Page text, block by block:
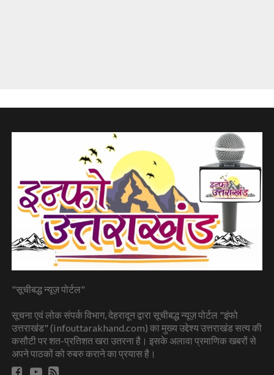
"सूचीबद्ध न्यूज़ पोर्टल"
सूचना एवं लोक संपर्क विभाग, देहरादून द्वारा सूचीबद्ध न्यूज़ पोर्टल "इंफो
उत्तराखंड" (infouttarakhand.com) का मुख्य उद्देश्य उत्तराखंड सत्य की
कसौटी पर शत-प्रतिशत खरा उतरना है। इसके अलावा प्रमाणिक खबरों से
अपने पाठकों को रुबरु कराने का प्रयास है।